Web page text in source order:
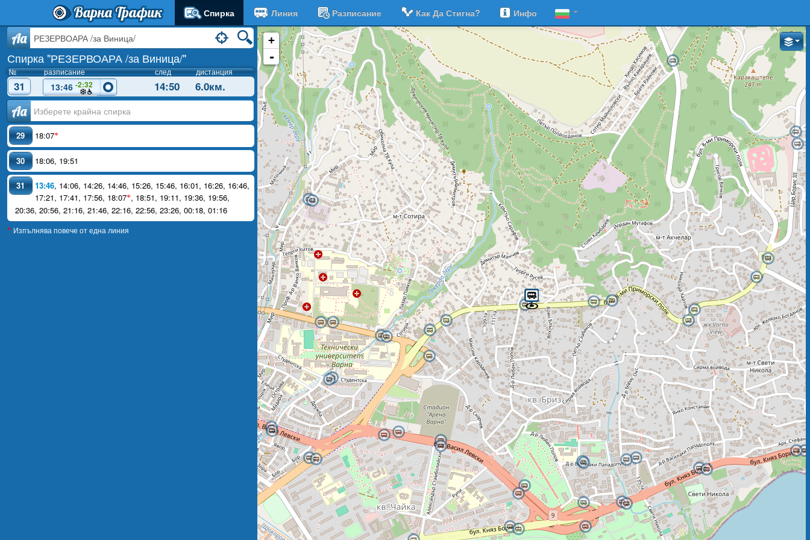
Варна Трафик Спирка Линия Разписание Как Да Стигна? Инфо
Aa
Спирка "РЕЗЕРВОАРА /за Виница/"
№ разписание след дистанция
31 13:46-2:32 14:50 6.0км.
Аа
29 18:07*
30 18:06, 19:51
31 13:46, 14:06, 14:26, 14:46, 15:26, 15:46, 16:01, 16:26, 16:46,
17:21, 17:41, 17:56, 18:07*, 18:51, 19:11, 19:36, 19:56,
20:36, 20:56, 21:16, 21:46, 22:16, 22:56, 23:26, 00:18, 01:16
*Изпълнява повече от една линия
+
-